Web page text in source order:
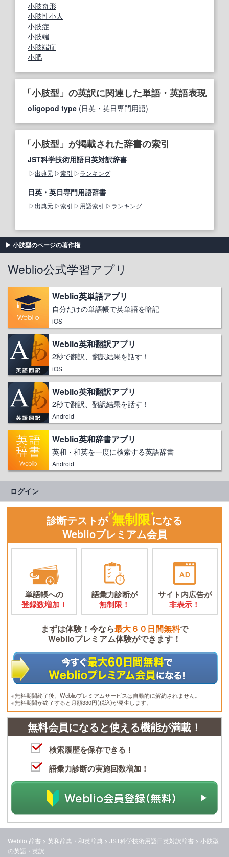
小肢奇形
小肢性小人
小肢症
小肢端
小肢端症
小肥
「小肢型」の英訳に関連した単語・英語表現
oligopod type (日英・英日専門用語)
「小肢型」が掲載された辞書の索引
JST科学技術用語日英対訳辞書
出典元 索引 ランキング
日英・英日専門用語辞書
出典元 索引 用語索引 ランキング
小肢型のページの著作権
Weblio公式学習アプリ
Weblio英単語アプリ
自分だけの単語帳で英単語を暗記
iOS
Weblio英和翻訳アプリ
2秒で翻訳、翻訳結果を話す！
iOS
Weblio英和翻訳アプリ
2秒で翻訳、翻訳結果を話す！
Android
Weblio英和辞書アプリ
英和・和英を一度に検索する英語辞書
Android
ログイン
診断テストが 無制限になる
Weblioプレミアム会員
単語帳への
登録数増加！
語彙力診断が
無制限！
サイト内広告が
非表示！
まずは体験！今なら最大６０日間無料で
Weblioプレミアム体験ができます！
※無料期間終了後、Weblioプレミアムサービスは自動的に解約されません。
※無料期間が終了すると月額330円(税込)が発生します。
無料会員になると使える機能が満載！
検索履歴を保存できる！
語彙力診断の実施回数増加！
Weblio 辞書 > 英和辞典・和英辞典 > JST科学技術用語日英対訳辞書 > 小肢型
の英語・英訳